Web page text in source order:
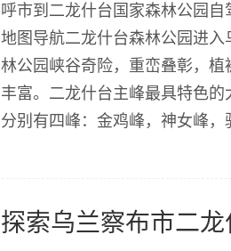
呼市到二龙什台国家森林公园
地图导航二龙什台森林公园进
林公园峡谷奇险，重峦叠彰，
丰富。二龙什台主峰最具特色
分别有四峰：金鸡峰，神女峰
探索乌兰察布市二